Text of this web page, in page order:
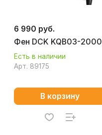
6 990 руб.
Фен DCK KQB03-2000
Есть в наличии
Арт. 89175
В корзину